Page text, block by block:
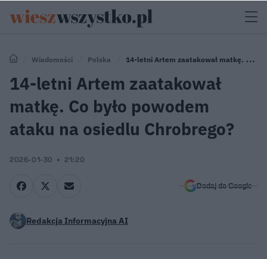
Wiadomości Polska
14-letni Artem zaatakował matkę. Co
było powodem ataku na osiedlu Chrobrego?
14-letni Artem zaatakował
matkę. Co było powodem
ataku na osiedlu Chrobrego?
2026-01-30 21:20
Dodaj do Google
Redakcja Informacyjna AI